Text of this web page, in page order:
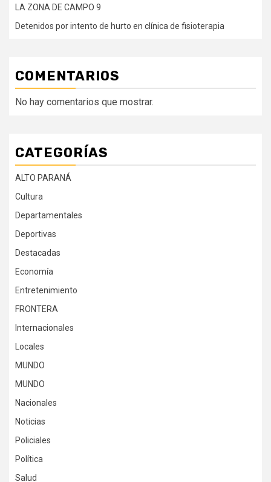
LA ZONA DE CAMPO 9
Detenidos por intento de hurto en clínica de fisioterapia
COMENTARIOS
No hay comentarios que mostrar.
CATEGORÍAS
ALTO PARANÁ
Cultura
Departamentales
Deportivas
Destacadas
Economía
Entretenimiento
FRONTERA
Internacionales
Locales
MUNDO
MUNDO
Nacionales
Noticias
Policiales
Política
Salud